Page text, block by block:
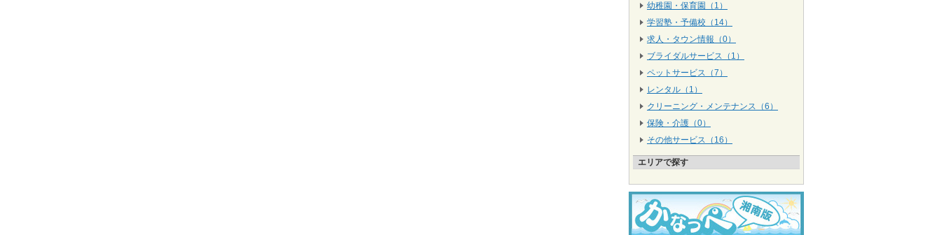
幼稚園・保育園（1）
学習塾・予備校（14）
求人・タウン情報（0）
ブライダルサービス（1）
ペットサービス（7）
レンタル（1）
クリーニング・メンテナンス（6）
保険・介護（0）
その他サービス（16）
エリアで探す